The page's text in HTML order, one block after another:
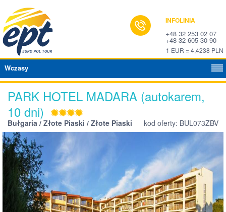
INFOLINIA
+48 32 253 02 07
+48 32 605 30 90
1 EUR = 4,4238 PLN
Wczasy
PARK HOTEL MADARA (autokarem,
10 dni)
Bułgaria / Złote Piaski / Złote Piaski kod oferty: BUL073ZBV